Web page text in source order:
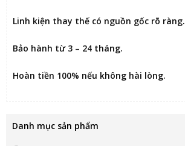
Linh kiện thay thế có nguồn gốc rõ ràng.
Bảo hành từ 3 – 24 tháng.
Hoàn tiền 100% nếu không hài lòng.
Danh mục sản phẩm